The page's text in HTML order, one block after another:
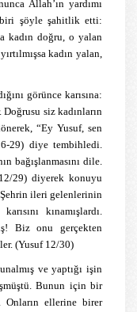
Allah’ın yardımı
biri şöyle şahitlik etti:
kadın doğru, o yalan
kadın yalan,
görünce karısına:
siz kadınların
“Ey Yusuf, sen
29) diye tembihledi.
bağışlanmasını dile.
29) diyerek konuyu
Şehrin ileri gelenlerinin
kınamışlardı.
Biz onu gerçekten
(Yusuf 12/30)
ve yaptığı işin
Bunun için bir
Onların ellerine birer